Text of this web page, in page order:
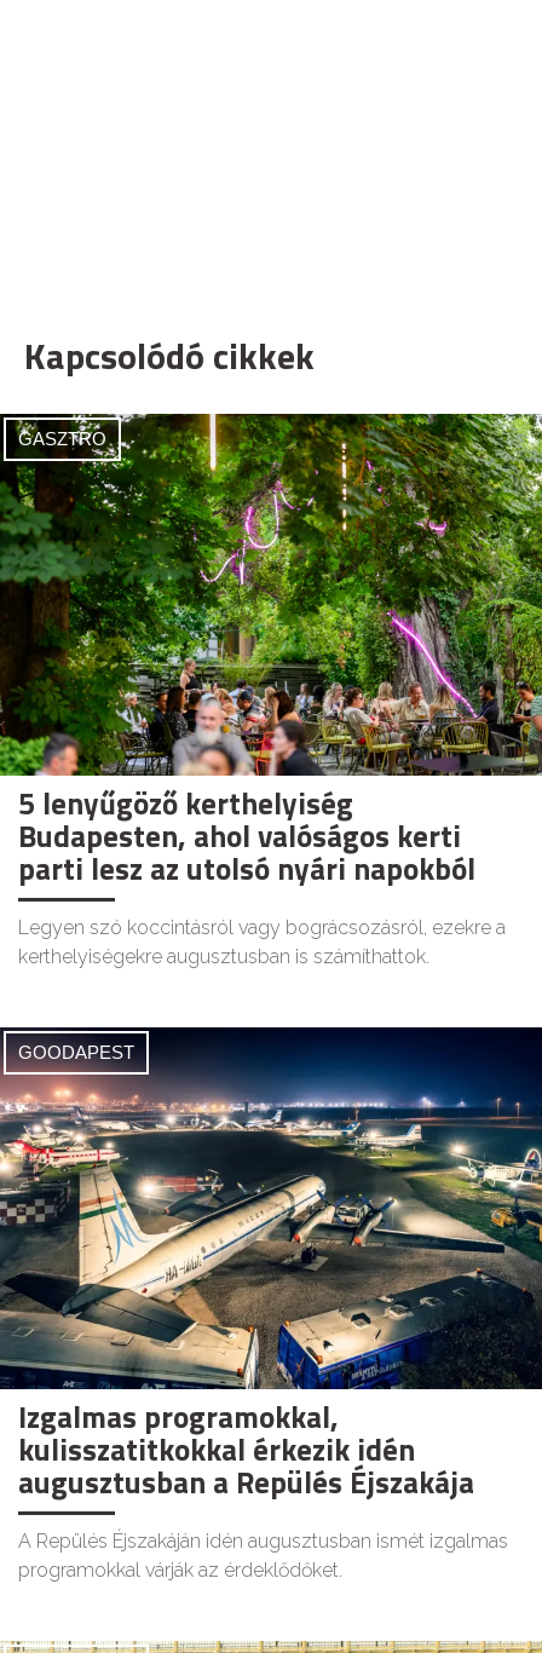
Kapcsolódó cikkek
GASZTRO
5 lenyűgöző kerthelyiség
Budapesten, ahol valóságos kerti
parti lesz az utolsó nyári napokból
Legyen szó koccintásról vagy bográcsozásról, ezekre a
kerthelyiségekre augusztusban is számíthattok.
GOODAPEST
Izgalmas programokkal,
kulisszatitkokkal érkezik idén
augusztusban a Repülés Éjszakája
A Repülés Éjszakáján idén augusztusban ismét izgalmas
programokkal várják az érdeklődőket.